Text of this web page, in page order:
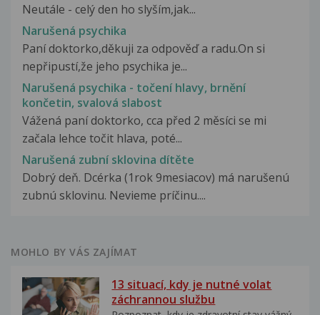
Neutále - celý den ho slyším,jak...
Narušená psychika
Paní doktorko,děkuji za odpověď a radu.On si
nepřipustí,že jeho psychika je...
Narušená psychika - točení hlavy, brnění
končetin, svalová slabost
Vážená paní doktorko, cca před 2 měsíci se mi
začala lehce točit hlava, poté...
Narušená zubní sklovina dítěte
Dobrý deň. Dcérka (1rok 9mesiacov) má narušenú
zubnú sklovinu. Nevieme príčinu....
MOHLO BY VÁS ZAJÍMAT
13 situací, kdy je nutné volat
záchrannou službu